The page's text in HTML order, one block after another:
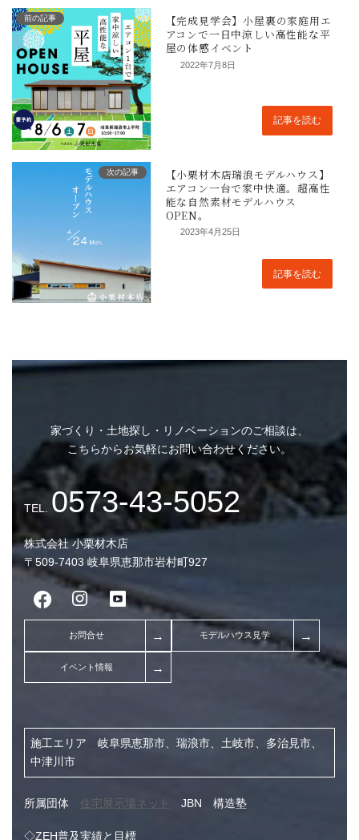
前の記事
アコンで一日中涼しい
屋の体感イベント
2022年7月8日
記事を読む
次の記事
2023年4月25日
記事を読む
家づくり・土地探し・リノベーションのご相談は、
こちらからお気軽にお問い合わせください。
株式会社 小栗材木店
〒509-7403 岐阜県恵那市岩村町927
施工エリア 岐阜県恵那市、瑞浪市、土岐市、多治見市、
中津川市
所属団体 住宅展示場ネット JBN 構造塾
◇ZEH普及実績と目標